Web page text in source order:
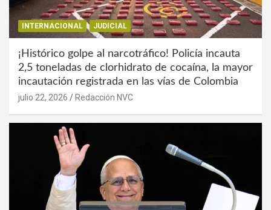
INTERNACIONAL JUDICIAL
¡Histórico golpe al narcotráfico! Policía incauta
2,5 toneladas de clorhidrato de cocaína, la mayor
incautación registrada en las vías de Colombia
julio 22, 2026 Redacción NVC